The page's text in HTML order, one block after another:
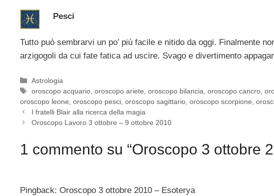
Pesci
Tutto può sembrarvi un po’ più facile e nitido da oggi. Finalmente
arzigogoli da cui fate fatica ad uscire. Svago e divertimento
Categorie
Astrologia
Tag
oroscopo acquario ,oroscopo ariete ,oroscopo bilancia ,oroscopo cancro ,
oroscopo leone oroscopo pesci oroscopo sagittario oroscopo scorpione
I fratelli Blair alla ricerca della magia
Oroscopo Lavoro 3 ottobre – 9 ottobre 2010
1 commento su “Oroscopo 3 ottobre
Pingback: Oroscopo 3 ottobre 2010 – Esoterya